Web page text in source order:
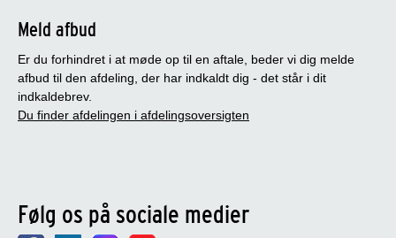
Meld afbud
Er du forhindret i at møde op til en aftale, beder vi dig melde
afbud til den afdeling, der har indkaldt dig - det står i dit
indkaldebrev.
Du finder afdelingen i afdelingsoversigten
Følg os på sociale medier